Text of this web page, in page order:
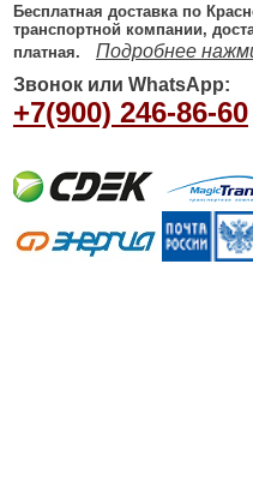
Бесплатная доставка по
транспортной компании,
платная.
Подробнее
Звонок или WhatsApp:
+7(900) 246-86-60